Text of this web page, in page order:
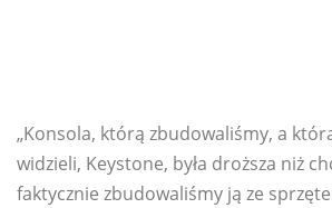
„Konsola, którą zbudowaliśmy, a
widzieli, Keystone, była droższa niż
faktycznie zbudowaliśmy ją ze